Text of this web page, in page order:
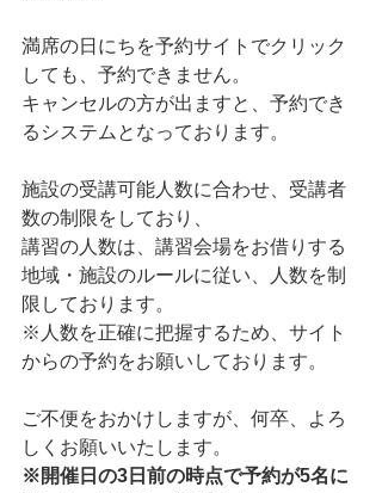
満席の日にちを予約サイトでクリック
しても、予約できません。
キャンセルの方が出ますと、予約でき
るシステムとなっております。
施設の受講可能人数に合わせ、受講者
数の制限をしており、
講習の人数は、講習会場をお借りする
地域・施設のルールに従い、人数を制
限しております。
※人数を正確に把握するため、サイト
からの予約をお願いしております。
ご不便をおかけしますが、何卒、よろ
しくお願いいたします。
※開催日の3日前の時点で予約が5名に